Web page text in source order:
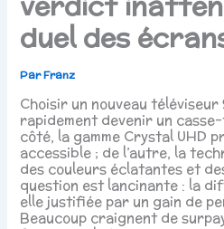
duel des
ParFranz
Choisir un nouveau téléviseur
rapidement devenir un
côté, la gamme Crystal UHD
accessible ; de l’autre, la
des couleurs éclatantes et
question est lancinante : la
elle justifiée par un gain de
Beaucoup craignent de